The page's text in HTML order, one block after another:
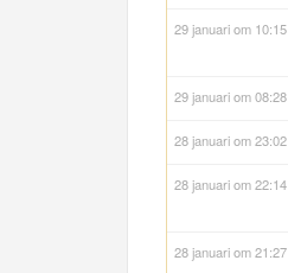
29 januari om 10:15
29 januari om 08:28
28 januari om 23:02
28 januari om 22:14
28 januari om 21:27